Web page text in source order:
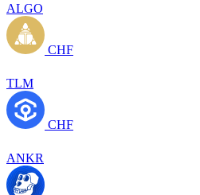
ALGO
CHF
TLM
CHF
ANKR